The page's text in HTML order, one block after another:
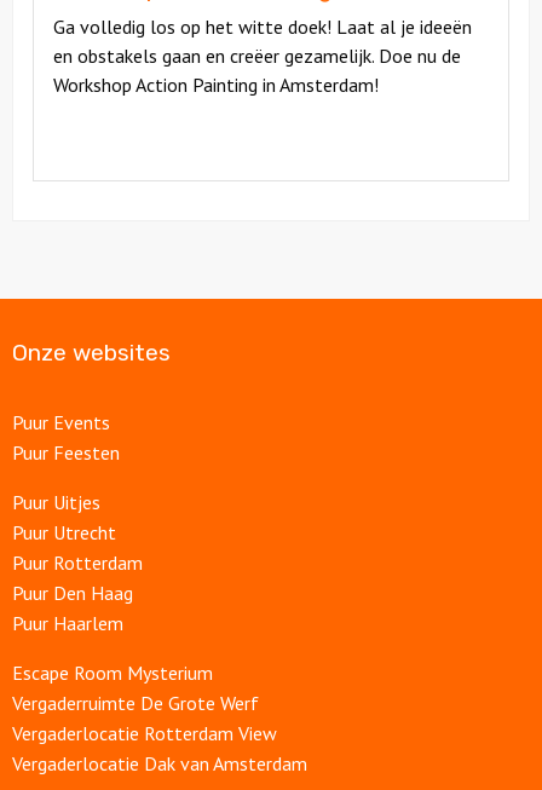
Ga volledig los op het witte doek! Laat al je ideeën
en obstakels gaan en creëer gezamelijk. Doe nu de
Workshop Action Painting in Amsterdam!
Onze websites
Puur Events
Puur Feesten
Puur Uitjes
Puur Utrecht
Puur Rotterdam
Puur Den Haag
Puur Haarlem
Escape Room Mysterium
Vergaderruimte De Grote Werf
Vergaderlocatie Rotterdam View
Vergaderlocatie Dak van Amsterdam